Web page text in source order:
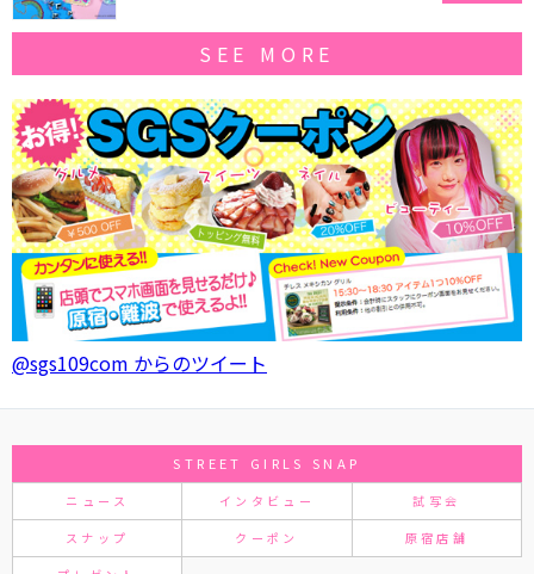
SEE MORE
@sgs109com からのツイート
STREET GIRLS SNAP
ニュース インタビュー 試写会
スナップ クーポン 原宿店舗